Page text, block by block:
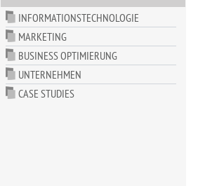
INFORMATIONSTECHNOLOGIE
MARKETING
BUSINESS OPTIMIERUNG
UNTERNEHMEN
CASE STUDIES